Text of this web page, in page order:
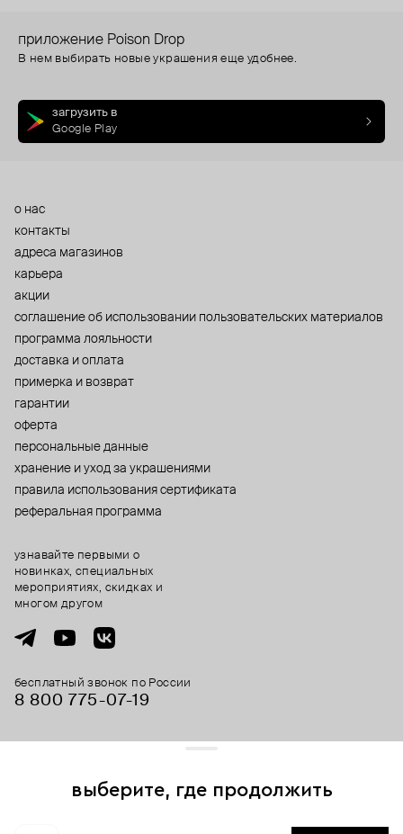
приложение Poison Drop
В нем выбирать новые украшения еще удобнее.
загрузить в
Google Play
о нас
контакты
адреса магазинов
карьера
акции
cоглашение об использовании пользовательских материалов
программа лояльности
доставка и оплата
примерка и возврат
гарантии
оферта
персональные данные
хранение и уход за украшениями
правила использования сертификата
реферальная программа
бесплатный звонок по России
8 800 775⁠-07⁠-19
узнавайте первыми о
новинках, специальных
мероприятиях, скидках и
многом другом
выберите, где продолжить